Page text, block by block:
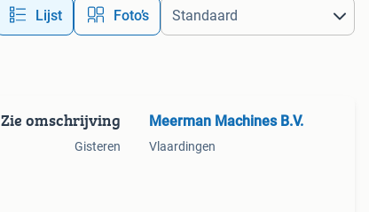
Lijst Foto’s
Zie omschrijving
Gisteren
Meerman Machines B.V.
Vlaardingen